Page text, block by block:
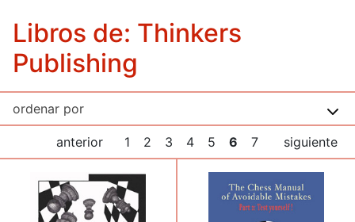
Libros de: Thinkers
Publishing
anterior 1 2 3 4 5 6 7 siguiente